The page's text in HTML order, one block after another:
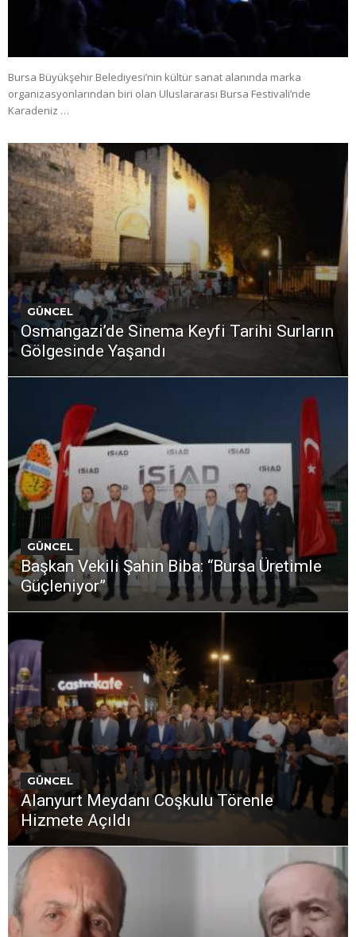
Bursa Büyükşehir Belediyesi’nin kültür sanat alanında marka
organizasyonlarından biri olan Uluslararası Bursa Festivali’nde
Karadeniz …
GÜNCEL
Osmangazi’de Sinema Keyfi Tarihi Surların
Gölgesinde Yaşandı
GÜNCEL
Başkan Vekili Şahin Biba: “Bursa Üretimle
Güçleniyor”
GÜNCEL
Alanyurt Meydanı Coşkulu Törenle
Hizmete Açıldı